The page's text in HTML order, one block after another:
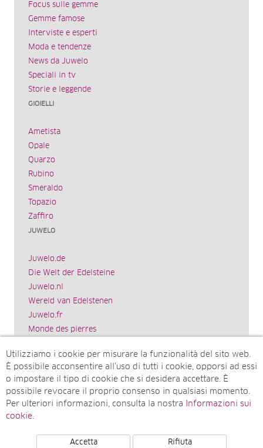
Focus sulle gemme
Gemme famose
Interviste e esperti
Moda e tendenze
News da Juwelo
Speciali in tv
Storie e leggende
GIOIELLI
Ametista
Opale
Quarzo
Rubino
Smeraldo
Topazio
Zaffiro
JUWELO
Juwelo.de
Die Welt der Edelsteine
Juwelo.nl
Wereld van Edelstenen
Juwelo.fr
Monde des pierres
El mundo de las piedras preciosas
Rocks & Co.
World of Gemstones
Juwelo.com
Ädelstenarnas Värld
Utilizziamo i cookie per misurare la funzionalità del sito web.
È possibile acconsentire all’uso di tutti i cookie, opporsi ad essi
o impostare il tipo di cookie che si desidera accettare. È
possibile revocare il proprio consenso in qualsiasi momento.
Per ulteriori informazioni, consulta la nostra
Informazioni sui
cookie.
Accetta Rifiuta